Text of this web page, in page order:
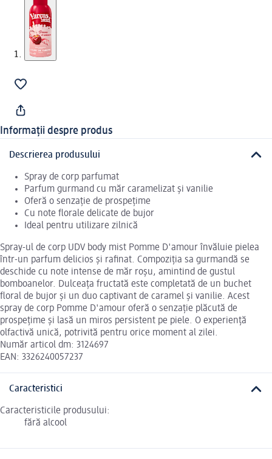
Informații despre produs
Descrierea produsului
Spray de corp parfumat
Parfum gurmand cu măr caramelizat și vanilie
Oferă o senzație de prospețime
Cu note florale delicate de bujor
Ideal pentru utilizare zilnică
Spray-ul de corp UDV body mist Pomme D'amour învăluie pielea
într-un parfum delicios și rafinat. Compoziția sa gurmandă se
deschide cu note intense de măr roșu, amintind de gustul
bomboanelor. Dulceața fructată este completată de un buchet
floral de bujor și un duo captivant de caramel și vanilie. Acest
spray de corp Pomme D'amour oferă o senzație plăcută de
prospețime și lasă un miros persistent pe piele. O experiență
olfactivă unică, potrivită pentru orice moment al zilei.
Număr articol dm: 3124697
EAN: 3326240057237
Caracteristici
Caracteristicile produsului:
fără alcool